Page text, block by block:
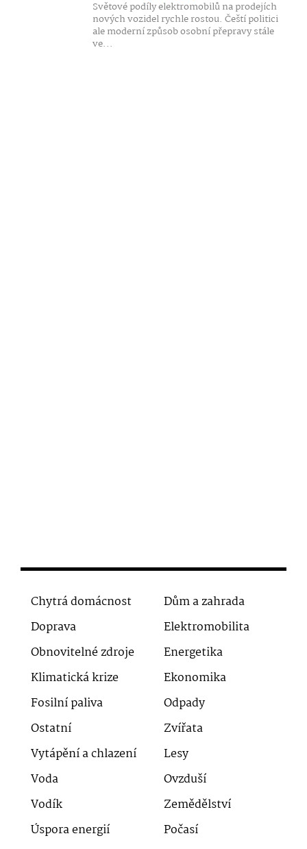
Světové podíly elektromobilů na prodejích
nových vozidel rychle rostou. Čeští politici
ale moderní způsob osobní přepravy stále
ve...
Chytrá domácnost
Dům a zahrada
Doprava
Elektromobilita
Obnovitelné zdroje
Energetika
Klimatická krize
Ekonomika
Fosilní paliva
Odpady
Ostatní
Zvířata
Vytápění a chlazení
Lesy
Voda
Ovzduší
Vodík
Zemědělství
Úspora energií
Počasí